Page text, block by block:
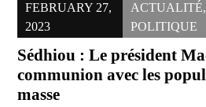
FEBRUARY 27,
2023
ACTUALITÉ,
POLITIQUE
Sédhiou : Le président
communion avec les
masse